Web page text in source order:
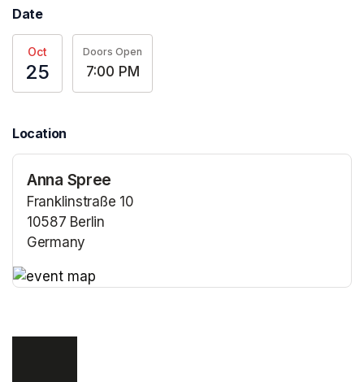
Date
Oct
25
Doors Open
7:00 PM
Location
Anna Spree
Franklinstraße 10
10587 Berlin
Germany